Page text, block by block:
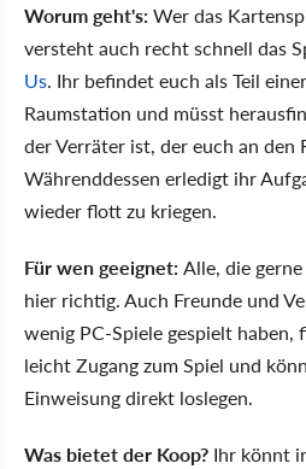
Worum geht's:Wer das
versteht auch recht schnell das
Us. Ihr befindet euch als Teil
Raumstation und müsst
der Verräter ist, der euch an den
Währenddessen erledigt ihr
wieder flott zu kriegen.
Für wen geeignet:Alle, die
hier richtig. Auch Freunde und
wenig PC-Spiele gespielt haben,
leicht Zugang zum Spiel und
Einweisung direkt loslegen.
Was bietet der Koop? Ihr könnt